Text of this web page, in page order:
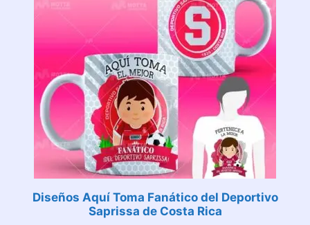
Diseños Aquí Toma Fanático del Deportivo
Saprissa de Costa Rica